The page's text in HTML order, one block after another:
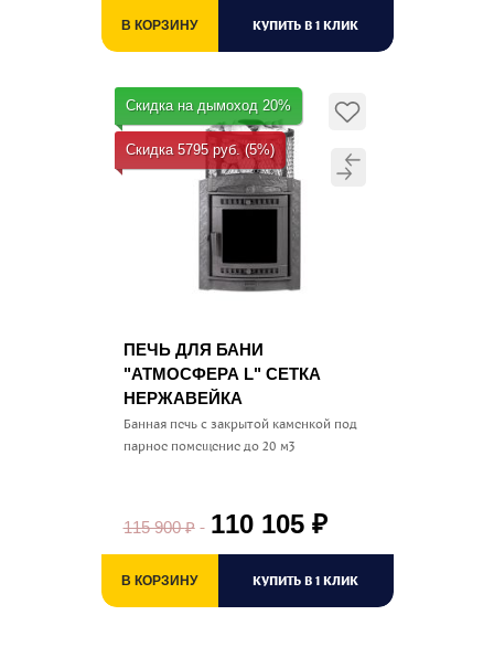
В КОРЗИНУ КУПИТЬ В 1 КЛИК
Скидка на дымоход 20%
Скидка 5795 руб. (5%)
ПЕЧЬ ДЛЯ БАНИ
"АТМОСФЕРА L" СЕТКА
НЕРЖАВЕЙКА
Банная печь с закрытой каменкой под
парное помещение до 20 м3
115 900₽ 110 105 ₽
В КОРЗИНУ КУПИТЬ В 1 КЛИК